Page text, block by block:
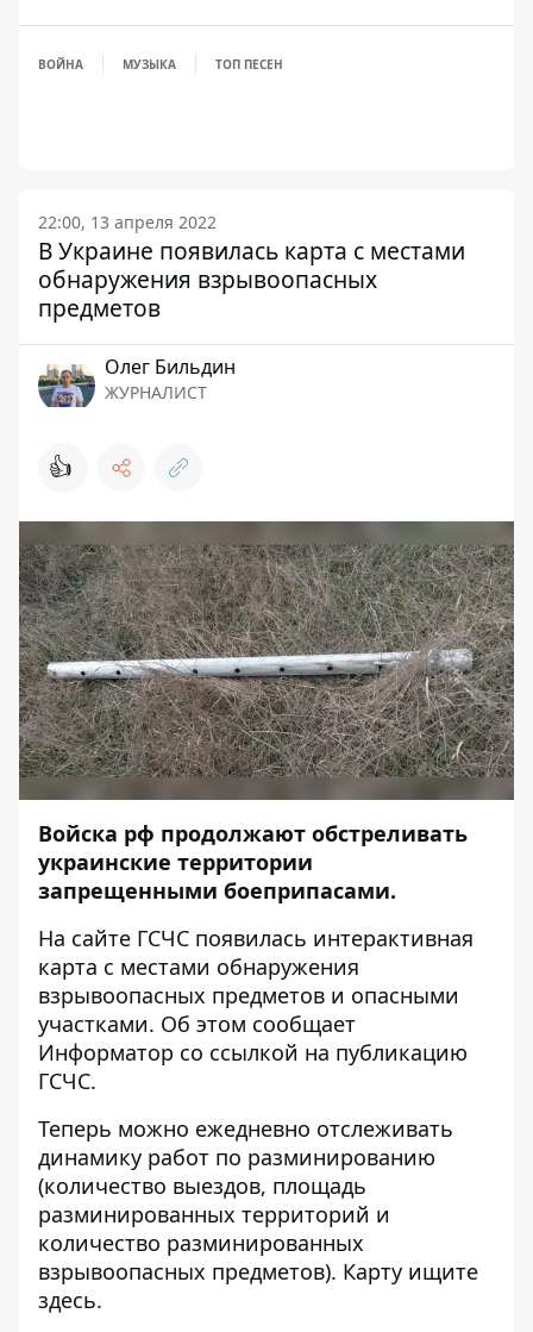
ВОЙНА МУЗЫКА ТОП ПЕСЕН
22:00, 13 апреля 2022
В Украине появилась карта с местами
обнаружения взрывоопасных
предметов
Олег Бильдин
ЖУРНАЛИСТ
👍
Войска рф продолжают обстреливать
украинские территории
запрещенными боеприпасами.
На сайте ГСЧС появилась интерактивная
карта с местами обнаружения
взрывоопасных предметов и опасными
участками. Об этом сообщает
Информатор со ссылкой на публикацию
ГСЧС.
Теперь можно ежедневно отслеживать
динамику работ по разминированию
(количество выездов, площадь
разминированных территорий и
количество разминированных
взрывоопасных предметов). Карту ищите
здесь.